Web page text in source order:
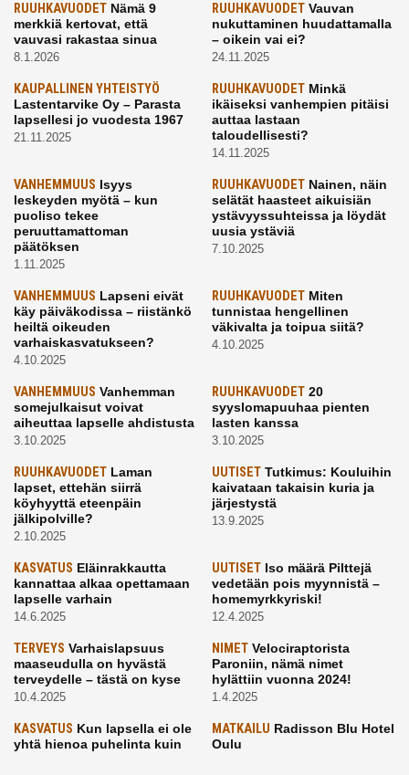
RUUHKAVUODET Nämä 9
merkkiä kertovat, että
vauvasi rakastaa sinua
8.1.2026
RUUHKAVUODETVauvan
nukuttaminen huudattamalla
– oikein vai ei?
24.11.2025
KAUPALLINEN YHTEISTYÖ
Lastentarvike Oy – Parasta
lapsellesi jo vuodesta 1967
21.11.2025
RUUHKAVUODETMinkä
ikäiseksi vanhempien pitäisi
auttaa lastaan
taloudellisesti?
14.11.2025
VANHEMMUUS Isyys
leskeyden myötä – kun
puoliso tekee
peruuttamattoman
päätöksen
1.11.2025
RUUHKAVUODETNainen, näin
selätät haasteet aikuisiän
ystävyyssuhteissa ja löydät
uusia ystäviä
7.10.2025
VANHEMMUUS Lapseni eivät
käy päiväkodissa – riistänkö
heiltä oikeuden
varhaiskasvatukseen?
4.10.2025
RUUHKAVUODETMiten
tunnistaa hengellinen
väkivalta ja toipua siitä?
4.10.2025
VANHEMMUUS Vanhemman
somejulkaisut voivat
aiheuttaa lapselle ahdistusta
3.10.2025
RUUHKAVUODET20
syyslomapuuhaa pienten
lasten kanssa
3.10.2025
RUUHKAVUODET Laman
lapset, ettehän siirrä
köyhyyttä eteenpäin
jälkipolville?
2.10.2025
UUTISETTutkimus: Kouluihin
kaivataan takaisin kuria ja
järjestystä
13.9.2025
KASVATUS Eläinrakkautta
kannattaa alkaa opettamaan
lapselle varhain
14.6.2025
UUTISETIso määrä Pilttejä
vedetään pois myynnistä –
homemyrkkyriski!
12.4.2025
TERVEYS Varhaislapsuus
maaseudulla on hyvästä
terveydelle – tästä on kyse
10.4.2025
NIMETVelociraptorista
Paroniin, nämä nimet
hylättiin vuonna 2024!
1.4.2025
KASVATUS Kun lapsella ei ole
yhtä hienoa puhelinta kuin
MATKAILU Radisson Blu Hotel
Oulu